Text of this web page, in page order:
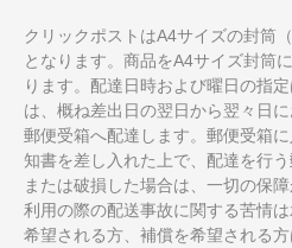
クリックポストはA4サイズの封筒
となります。商品をA4サイズ封筒
ります。配達日時および曜日の指
は、概ね差出日の翌日から翌々日
郵便受箱へ配達します。郵便受箱
知書を差し入れた上で、配達を行
または破損した場合は、一切の保
利用の際の配送事故に関する苦情
希望される方、補償を希望される